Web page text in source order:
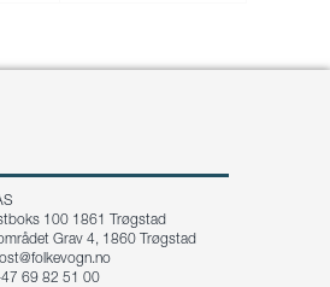
100 1861 Trøgstad
Grav 4, 1860 Trøgstad
69 82 51 00